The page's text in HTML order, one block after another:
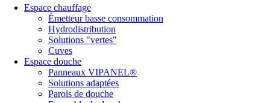
Espace chauffage
Émetteur basse consommation
Hydrodistribution
Solutions "vertes"
Cuves
Espace douche
Panneaux VIPANEL®
Solutions adaptées
Parois de douche